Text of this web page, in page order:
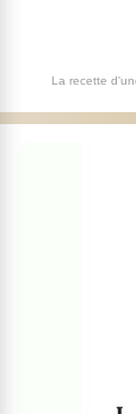
La recette